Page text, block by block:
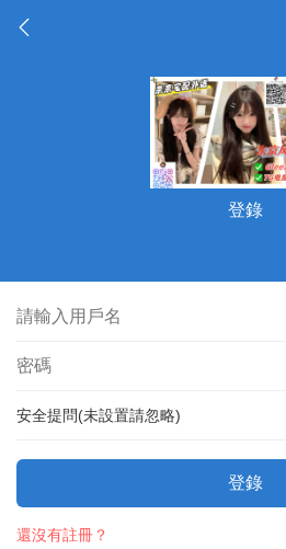
登錄
安全提問(未設置請忽略)
登錄
還沒有註冊？